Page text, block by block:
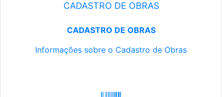
CADASTRO DE OBRAS
CADASTRO DE OBRAS
Informações sobre o Cadastro de Obras